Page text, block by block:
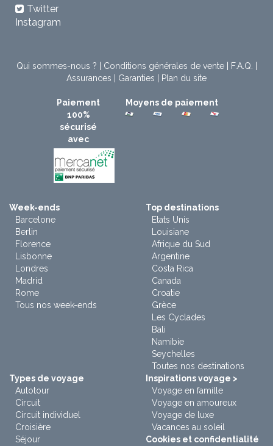
Twitter
Instagram
Qui sommes-nous ? Conditions générales de vente| F.A.Q.
Assurances
Garanties Plan du site
Paiement
100%
sécurisé
avec
Moyens de paiement
Week-ends
Barcelone
Berlin
Florence
Lisbonne
Londres
Madrid
Rome
Tous nos week-ends
Top destinations
Etats Unis
Louisiane
Afrique du Sud
Argentine
Costa Rica
Canada
Croatie
Grèce
Les Cyclades
Bali
Namibie
Seychelles
Toutes nos destinations
Types de voyage
Autotour
Circuit
Circuit individuel
Croisière
Séjour
Inspirations voyage >
Voyage en famille
Voyage en amoureux
Voyage de luxe
Vacances au soleil
Cookies et confidentialité